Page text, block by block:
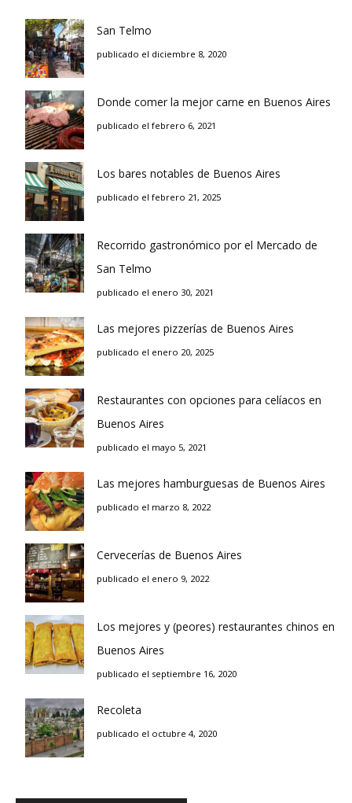
San Telmo
publicado el diciembre 8, 2020
Donde comer la mejor carne en Buenos Aires
publicado el febrero 6, 2021
Los bares notables de Buenos Aires
publicado el febrero 21, 2025
Recorrido gastronómico por el Mercado de
San Telmo
publicado el enero 30, 2021
Las mejores pizzerías de Buenos Aires
publicado el enero 20, 2025
Restaurantes con opciones para celíacos en
Buenos Aires
publicado el mayo 5, 2021
Las mejores hamburguesas de Buenos Aires
publicado el marzo 8, 2022
Cervecerías de Buenos Aires
publicado el enero 9, 2022
Los mejores y (peores) restaurantes chinos en
Buenos Aires
publicado el septiembre 16, 2020
Recoleta
publicado el octubre 4, 2020